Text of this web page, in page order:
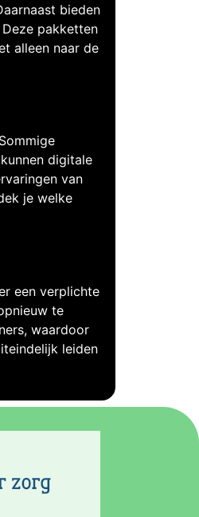
bieden
pakketten
alleen naar de
digitale
van
je welke
een verplichte
te
waardoor
leiden